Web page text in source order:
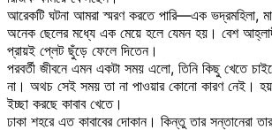
আরেকটি ঘটনা আমরা স্মরণ করতে পারি—এক ভদ্রমহিলা,
অনেক ছেলের মধ্যে এক মেয়ে হলে যেমন হয়। বেশ
প্রায়ই প্লেট ছুঁড়ে ফেলে দিতেন।
পরবর্তী জীবনে এমন একটা সময় এলো, তিনি কিছু খেতে
না। অথচ সেই সময় তা না পাওয়ার কোনো কারণ নেই।
ইচ্ছা করছে কাবাব খেতে।
ঢাকা শহরে এত কাবাবের দোকান। কিন্তু তার সন্তানেরা